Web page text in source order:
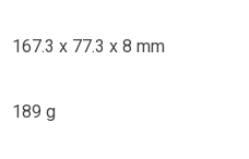
167.3 x 77.3 x 8 mm
189 g